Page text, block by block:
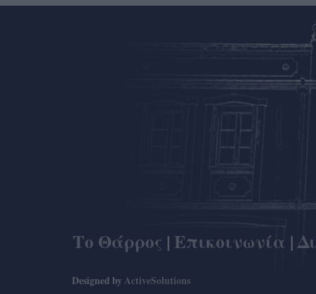
Το Θάρρος | Επικοινωνία |
Designed by ActiveSolutions